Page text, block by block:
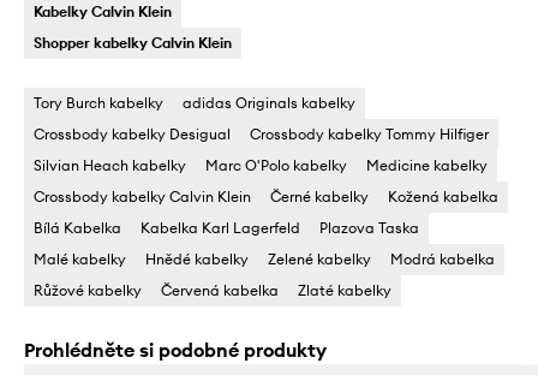
Kabelky Calvin Klein
Shopper kabelky Calvin Klein
Tory Burch kabelky
adidas Originals kabelky
Crossbody kabelky Desigual
Crossbody kabelky Tommy Hilfiger
Silvian Heach kabelky
Marc O'Polo kabelky
Medicine kabelky
Crossbody kabelky Calvin Klein
Černé kabelky
Kožená kabelka
Bílá Kabelka
Kabelka Karl Lagerfeld
Plazova Taska
Malé kabelky
Hnědé kabelky Zelené kabelky
Modrá kabelka
Růžové kabelky
Červená kabelka Zlaté kabelky
Prohlédněte si podobné produkty